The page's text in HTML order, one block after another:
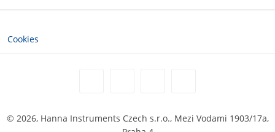
Cookies
© 2026, Hanna Instruments Czech s.r.o., Mezi Vodami 1903/17a,